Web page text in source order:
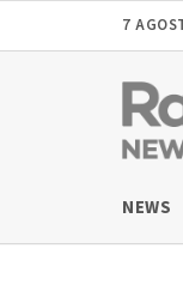
7
NEWS